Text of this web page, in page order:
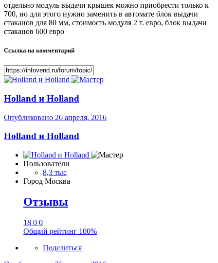
отдельно модуль выдачи крышек можно приобрести только к
700, но для этого нужно заменить в автомате блок выдачи
стаканов для 80 мм, стоимость модуля 2 т. евро, блок выдачи
стаканов 600 евро
Ссылка на комментарий
Holland и Holland
Опубликовано 26 апреля, 2016
Holland и Holland
Пользователи
8,3 тыс
Город Москва
Отзывы
18 0 0
Общий рейтинг 100%
Поделиться